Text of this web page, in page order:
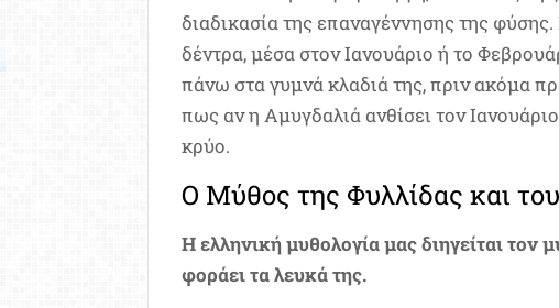
διαδικασία της επαναγέννησης της
δέντρα, μέσα στον Ιανουάριο ή το
πάνω στα γυμνά κλαδιά της, πριν ακόμα
πως αν η Αμυγδαλιά ανθίσει τον
κρύο.
Ο Μύθος της Φυλλίδας και
Η ελληνική μυθολογία μας διηγείται
φοράει τα λευκά της.